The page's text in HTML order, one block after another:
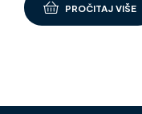
PROČITAJ VIŠE